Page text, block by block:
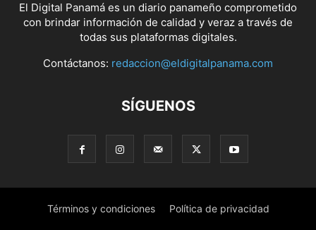
El Digital Panamá es un diario panameño comprometido
con brindar información de calidad y veraz a través de
todas sus plataformas digitales.
Contáctanos: redaccion@eldigitalpanama.com
SÍGUENOS
Términos y condiciones Política de privacidad